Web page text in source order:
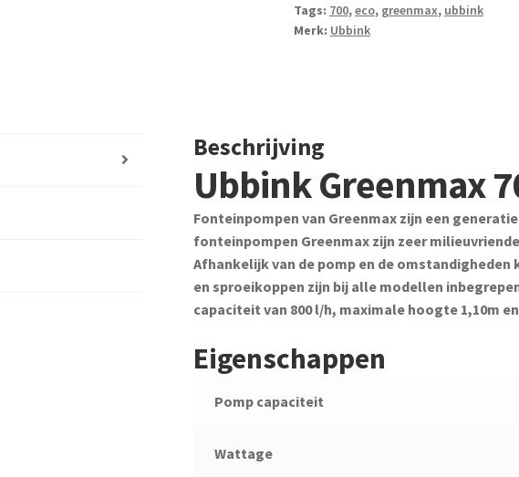
Tags: 700,eco, greenmax, ubbink
Merk: Ubbink
Beschrijving
Ubbink Greenmax
Fonteinpompen van Greenmax zijn een
fonteinpompen Greenmax zijn zeer
Afhankelijk van de pomp en de
en sproeikoppen zijn bij alle modellen
capaciteit van 800 l/h, maximale hoogte 1,10m
Eigenschappen
Pomp capaciteit
Wattage